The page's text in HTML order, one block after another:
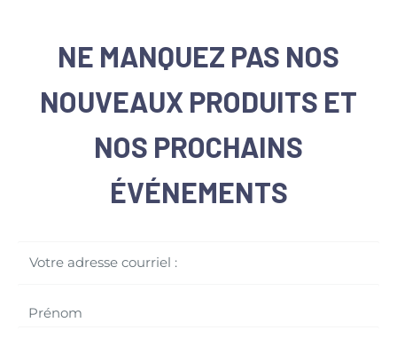
NE MANQUEZ PAS NOS
NOUVEAUX PRODUITS ET
NOS PROCHAINS
ÉVÉNEMENTS
Votre adresse courriel :